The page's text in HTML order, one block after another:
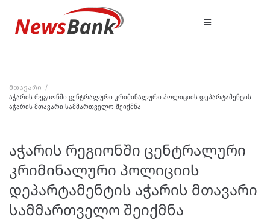
მთავარი /
აჭარის რეგიონში ცენტრალური კრიმინალური პოლიციის დეპარტამენტის
აჭარის მთავარი სამმართველო შეიქმნა
აჭარის რეგიონში ცენტრალური
კრიმინალური პოლიციის
დეპარტამენტის აჭარის მთავარი
სამმართველო შეიქმნა